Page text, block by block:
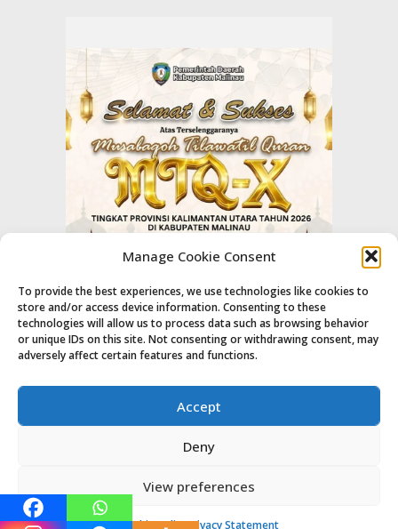
Manage Cookie Consent
To provide the best experiences, we use technologies like cookies to
store and/or access device information. Consenting to these
technologies will allow us to process data such as browsing behavior
or unique IDs on this site. Not consenting or withdrawing consent, may
adversely affect certain features and functions.
Accept
Deny
View preferences
Cookie PolicyPrivacy Statement
© Majalahpro Home
Pedoman
Disclaimer Redaksi